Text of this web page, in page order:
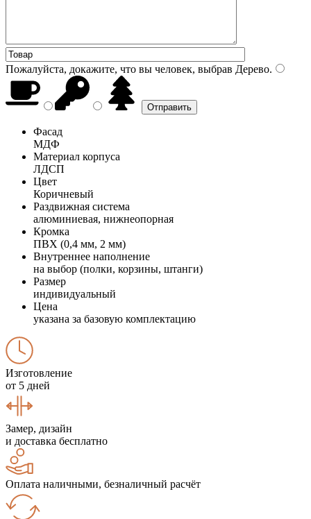
Пожалуйста, докажите, что вы человек, выбрав Дерево.
Фасад
МДФ
Материал корпуса
ЛДСП
Цвет
Коричневый
Раздвижная система
алюминиевая, нижнеопорная
Кромка
ПВХ (0,4 мм, 2 мм)
Внутреннее наполнение
на выбор (полки, корзины, штанги)
Размер
индивидуальный
Цена
указана за базовую комплектацию
Изготовление
от 5 дней
Замер, дизайн
и доставка бесплатно
Оплата наличными, безналичный расчёт